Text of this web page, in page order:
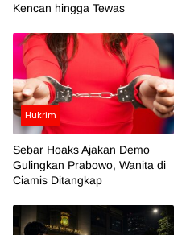
Kencan hingga Tewas
Hukrim
Sebar Hoaks Ajakan Demo
Gulingkan Prabowo, Wanita di
Ciamis Ditangkap